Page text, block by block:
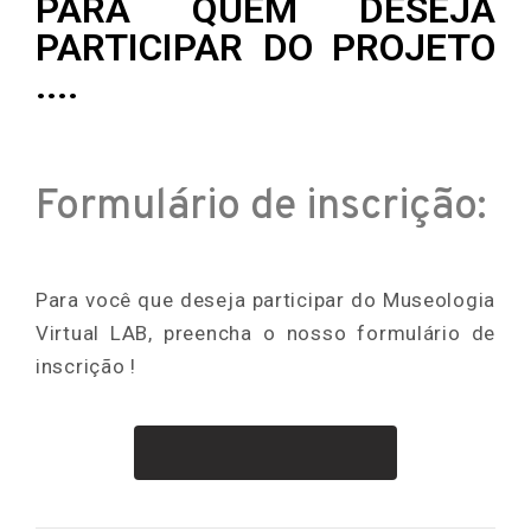
PARA QUEM DESEJA
PARTICIPAR DO PROJETO
....
Formulário de inscrição:
Para você que deseja participar do Museologia
Virtual LAB, preencha o nosso formulário de
inscrição !